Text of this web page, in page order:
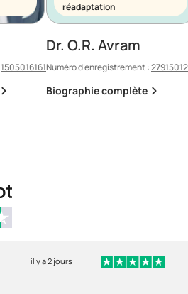
1505016161
réadaptation
Dr. O.R. Avram
Numéro d’enregistrement :
Biographie complète
il y a 2 jours